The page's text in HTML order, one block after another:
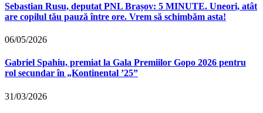
Sebastian Rusu, deputat PNL Brașov: 5 MINUTE. Uneori, atât
are copilul tău pauză între ore. Vrem să schimbăm asta!
06/05/2026
Gabriel Spahiu, premiat la Gala Premiilor Gopo 2026 pentru
rol secundar în „Kontinental ’25”
31/03/2026